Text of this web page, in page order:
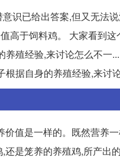
识已给出答案,但又无法
高于饲料鸡。 大家看到
殖经验,来讨论怎么不一
据自身的养殖经验,来讨
值是一样的。既然营养
是笼养的养殖鸡,所产出